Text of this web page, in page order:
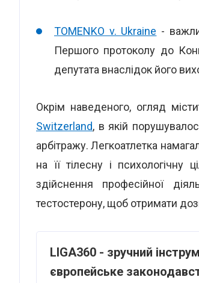
TOMENKO v. Ukraine -
Першого протоколу до
депутата внаслідок його
Окрім наведеного, огляд
Switzerland, в якій
арбітражу. Легкоатлетка
на її тілесну і психологічну
здійснення професійної
тестостерону, щоб отримати
LIGA360 - зручний
європейське